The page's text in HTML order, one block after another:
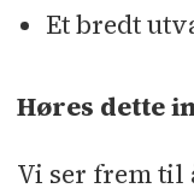
Et bredt
Høres dette
Vi ser frem til